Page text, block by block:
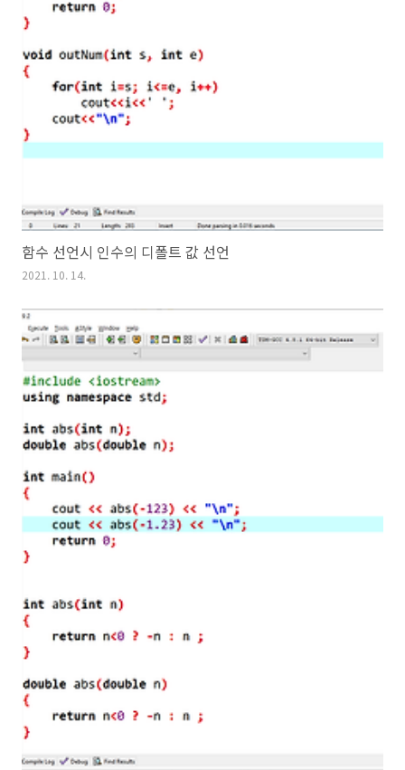
함수 선언시 인수의 디폴트 값 선언
2021. 10. 14.